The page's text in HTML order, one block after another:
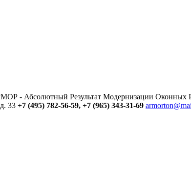
- Абсолютный Результат Модернизации Оконных
33 +7 (495) 782-56-59, +7 (965) 343-31-69